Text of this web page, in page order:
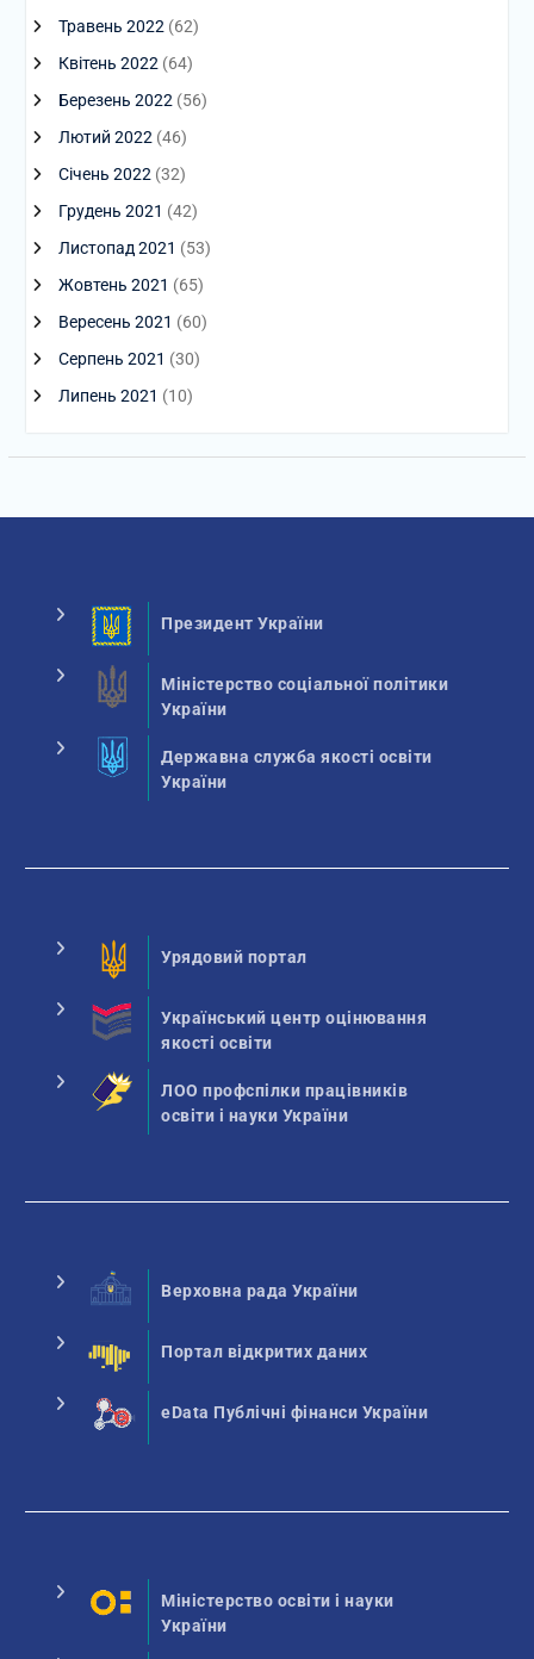
Травень 2022 (62)
Квітень 2022 (64)
Березень 2022 (56)
Лютий 2022 (46)
Січень 2022 (32)
Грудень 2021 (42)
Листопад 2021 (53)
Жовтень 2021 (65)
Вересень 2021 (60)
Серпень 2021 (30)
Липень 2021 (10)
Президент України
Міністерство соціальної політики
України
Державна служба якості освіти
України
Урядовий портал
Український центр оцінювання
якості освіти
ЛОО профспілки працівників
освіти і науки України
Верховна рада України
Портал відкритих даних
eData Публічні фінанси України
Міністерство освіти і науки
України